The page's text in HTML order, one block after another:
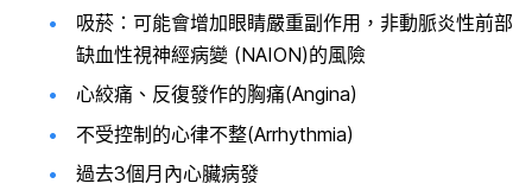
吸菸：可能會增加眼睛嚴重副作用，非動脈炎性前部
缺血性視神經病變 (NAION)的風險
心絞痛、反復發作的胸痛(Angina)
不受控制的心律不整(Arrhythmia)
過去3個月內心臟病發